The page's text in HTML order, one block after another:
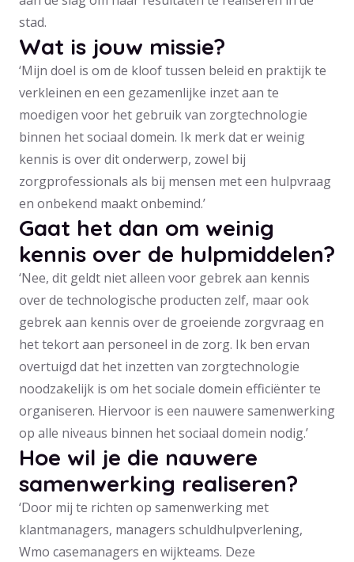
stad.
Wat is jouw missie?
‘Mijn doel is om de kloof tussen beleid en praktijk te
verkleinen en een gezamenlijke inzet aan te
moedigen voor het gebruik van zorgtechnologie
binnen het sociaal domein. Ik merk dat er weinig
kennis is over dit onderwerp, zowel bij
zorgprofessionals als bij mensen met een hulpvraag
en onbekend maakt onbemind.’
Gaat het dan om weinig
kennis over de hulpmiddelen?
‘Nee, dit geldt niet alleen voor gebrek aan kennis
over de technologische producten zelf, maar ook
gebrek aan kennis over de groeiende zorgvraag en
het tekort aan personeel in de zorg. Ik ben ervan
overtuigd dat het inzetten van zorgtechnologie
noodzakelijk is om het sociale domein efficiënter te
organiseren. Hiervoor is een nauwere samenwerking
op alle niveaus binnen het sociaal domein nodig.’
Hoe wil je die nauwere
samenwerking realiseren?
‘Door mij te richten op samenwerking met
klantmanagers, managers schuldhulpverlening,
Wmo casemanagers en wijkteams. Deze